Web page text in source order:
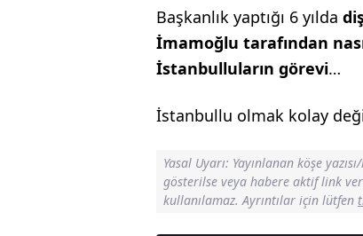
Başkanlık yaptığı 6 yılda
İmamoğlu tarafından
İstanbulluların görevi…
İstanbullu olmak kolay
Yasal Uyarı: Yayınlanan köşe
gösterilse veya habere aktif link
kullanılamaz. Ayrıntılar için lütfen